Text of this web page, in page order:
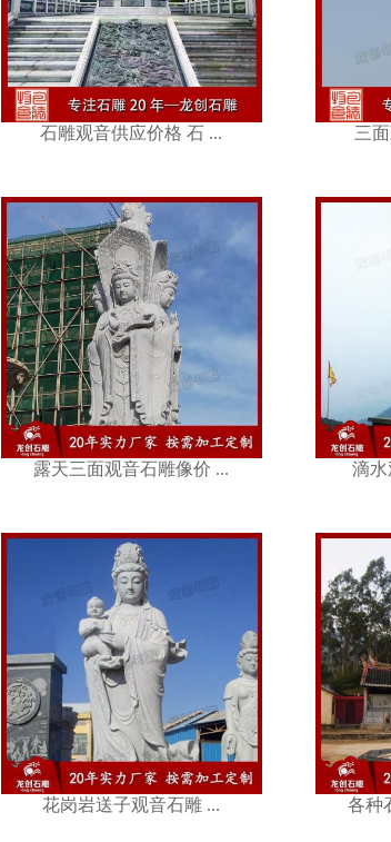
石雕观音供应价格 石 ... 三
三面观音菩萨石雕 石 ...
露天三面观音石雕像价 ... 滴水
滴水观音石雕厂家_滴 ...
花岗岩送子观音石雕 ... 各种
各种石材石雕阿弥陀佛 ...